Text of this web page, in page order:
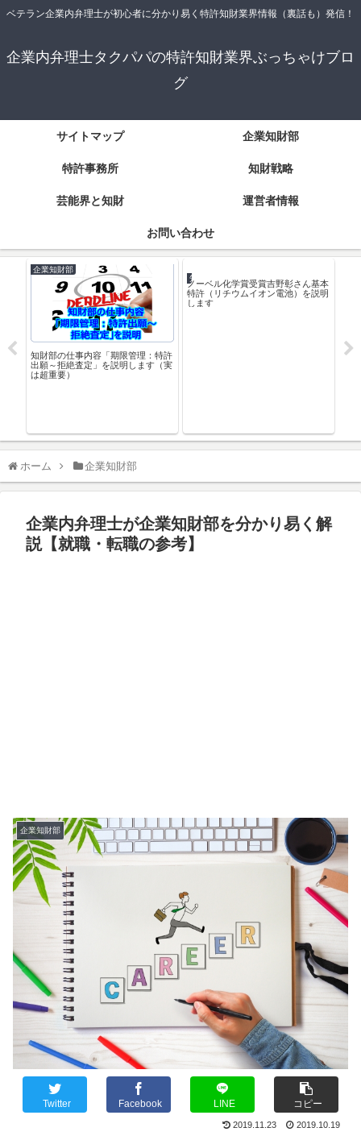
ベテラン企業内弁理士が初心者に分かり易く特許知財業界情報（裏話も）発信！
企業内弁理士タクパパの特許知財業界ぶっちゃけブロ
グ
サイトマップ 企業知財部
特許事務所 知財戦略
芸能界と知財 運営者情報
お問い合わせ
企業知財部
知財部の仕事内容「期限管理：特許
出願～拒絶査定」を説明します（実
は超重要）
ホーム 企業知財部
企業内弁理士が企業知財部を分かり易く解
説【就職・転職の参考】
企業知財部
Twitter Facebook LINE コピー
2019.11.23 2019.10.19